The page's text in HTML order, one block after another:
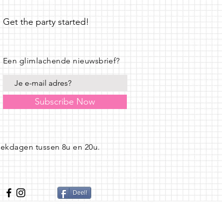
Get the party started!
tussen 8u en 20u.
Een glimlachende nieuwsbrief?
Subscribe Now
Deel!